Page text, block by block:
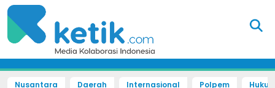
Nusantara Daerah Internasional Polpem